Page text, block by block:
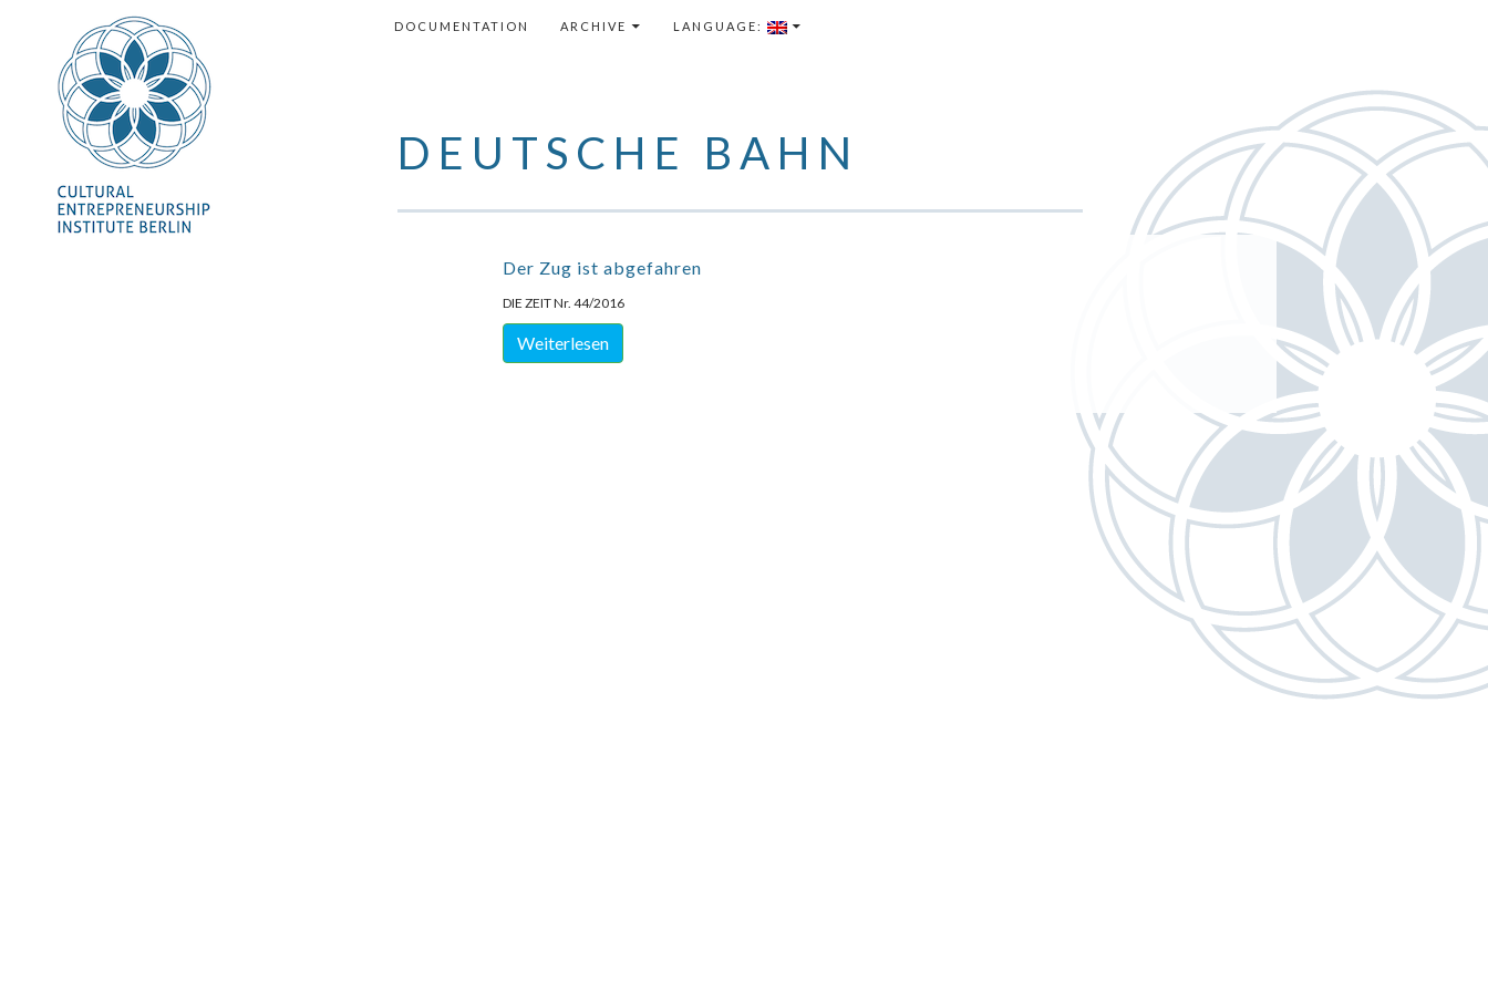
DOCUMENTATION
ARCHIVE LANGUAGE:
DEUTSCHE BAHN
Der Zug ist abgefahren
DIE ZEIT Nr. 44/2016
Weiterlesen